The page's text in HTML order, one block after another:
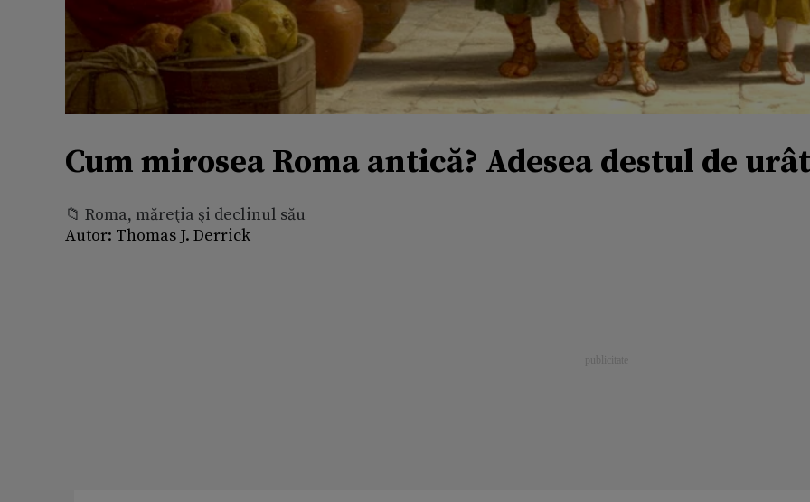
Cum mirosea Roma antică? Adesea destul de urât
📁 Roma, măreţia şi declinul său
Autor: Thomas J. Derrick